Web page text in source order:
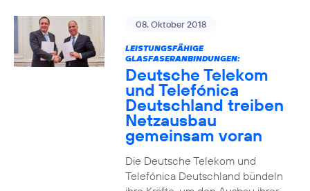
08. Oktober 2018
LEISTUNGSFÄHIGE
GLASFASERANBINDUNGEN:
Deutsche Telekom
und Telefónica
Deutschland treiben
Netzausbau
gemeinsam voran
Die Deutsche Telekom und
Telefónica Deutschland bündeln